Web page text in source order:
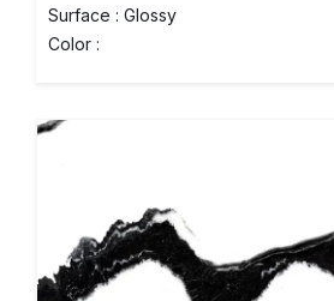
Surface : Glossy
Color :